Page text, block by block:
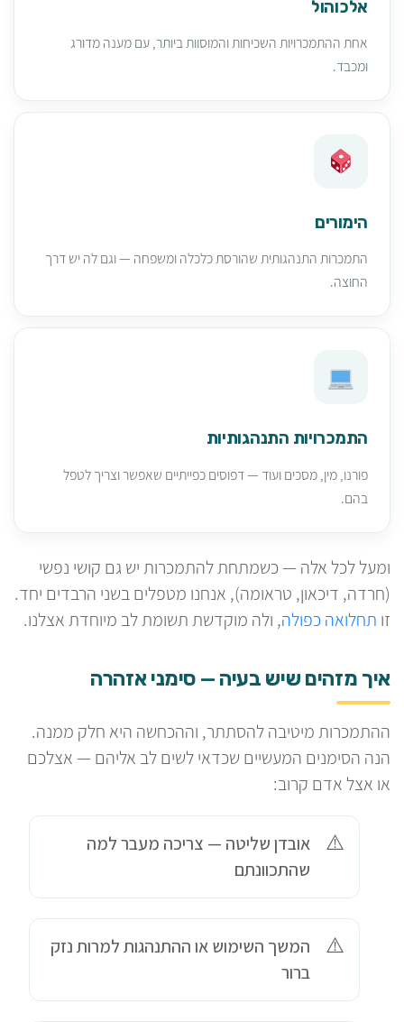
אלכוהול
אחת ההתמכרויות השכיחות והמוסוות ביותר, עם מענה מדורג
ומכבד.
הימורים
התמכרות התנהגותית שהורסת כלכלה ומשפחה — וגם לה יש דרך
החוצה.
התמכרויות התנהגותיות
פורנו, מין, מסכים ועוד — דפוסים כפייתיים שאפשר וצריך לטפל
בהם.
ומעל לכל אלה — כשמתחת להתמכרות יש גם קושי נפשי
(חרדה, דיכאון, טראומה), אנחנו מטפלים בשני הרבדים יחד.
זו תחלואה כפולה, ולה מוקדשת תשומת לב מיוחדת אצלנו.
איך מזהים שיש בעיה — סימני אזהרה
ההתמכרות מיטיבה להסתתר, וההכחשה היא חלק ממנה.
הנה הסימנים המעשיים שכדאי לשים לב אליהם — אצלכם
או אצל אדם קרוב:
אובדן שליטה — צריכה מעבר למה
שהתכוונתם
המשך השימוש או ההתנהגות למרות נזק
ברור